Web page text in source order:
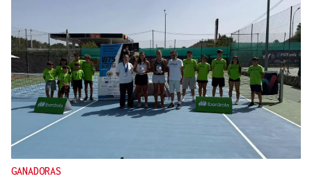
GANADORAS